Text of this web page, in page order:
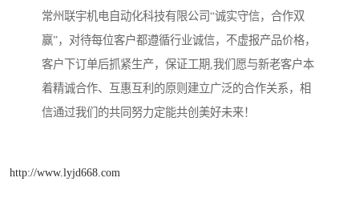
常州联宇机电自动化科技有限公司“诚实守信，合作双
赢”，对待每位客户都遵循行业诚信，不虚报产品价格，
客户下订单后抓紧生产，保证工期,我们愿与新老客户本
着精诚合作、互惠互利的原则建立广泛的合作关系，相
信通过我们的共同努力定能共创美好未来！
http://www.lyjd668.com